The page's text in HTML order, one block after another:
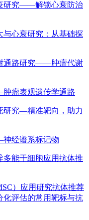
研究——解锁心衰防治
与心衰研究：从基础探
通路研究——肿瘤代谢
瘤表观遗传学通路
研究—精准靶向，助力
经谱系标记物
多能干细胞应用抗体推
）应用研究抗体推荐
评估的常用靶标与抗